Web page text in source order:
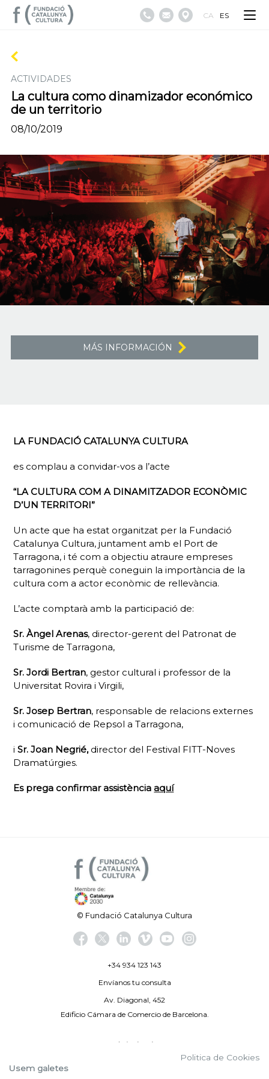
CA ES
ACTIVIDADES
La cultura como dinamizador económico
de un territorio
08/10/2019
MÁS INFORMACIÓN
LA FUNDACIÓ CATALUNYA CULTURA
es complau a convidar-vos a l’acte
“LA CULTURA COM A DINAMITZADOR ECONÒMIC
D’UN TERRITORI”
Un acte que ha estat organitzat per la Fundació
Catalunya Cultura, juntament amb el Port de
Tarragona, i té com a objectiu atraure empreses
tarragonines perquè coneguin la importància de la
cultura com a actor econòmic de rellevància.
L’acte comptarà amb la participació de:
Sr. Àngel Arenas, director-gerent del Patronat de
Turisme de Tarragona,
Sr. Jordi Bertran, gestor cultural i professor de la
Universitat Rovira i Virgili,
Sr. Josep Bertran, responsable de relacions externes
i comunicació de Repsol a Tarragona,
iSr. Joan Negrié, director del Festival FITT-Noves
Dramatúrgies.
Es prega confirmar assistència aquí
© Fundació Catalunya Cultura
+34 934 123 143
Envíanos tu consulta
Av. Diagonal, 452
Edificio Cámara de Comercio de Barcelona.
Aviso legal
Politica de Cookies
Usem galetes